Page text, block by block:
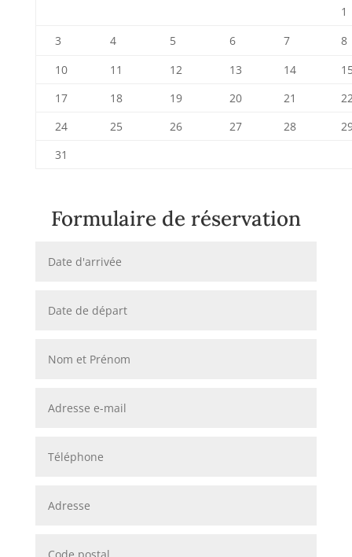
1
3
4 5 6 7
8
10
11 12 13 14
17
18 19 20 21
24
25 26 27 28
31
Formulaire de réservation